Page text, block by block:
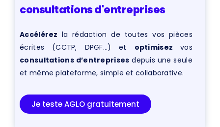
consultations d'entreprises
Accélérez la rédaction de toutes vos pièces
écrites (CCTP, DPGF…) et optimisezvos
consultations d’entreprises depuis une seule
et même plateforme, simple et collaborative.
Je teste AGLO gratuitement